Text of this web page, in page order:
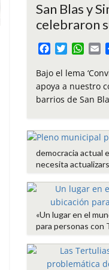
San Blas y
celebraron
c
e
b
k
T
i
t
t
W
a
t
s
p
E
a
l
Bajo el lema
apoya a nuestro
barrios de San
democracia actual
necesita
«Un lugar en el
para personas con